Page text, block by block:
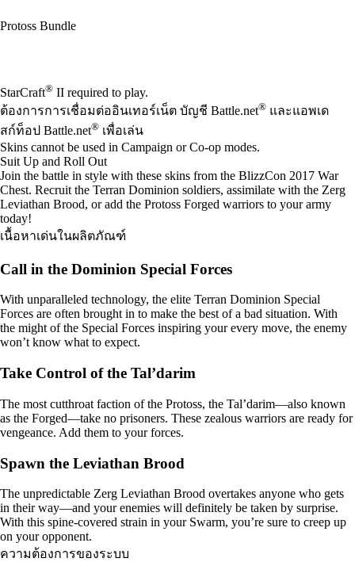
Protoss Bundle
Available actions
StarCraft® II required to play.
ต้องการการเชื่อมต่ออินเทอร์เน็ต บัญชี Battle.net® และแอพเด
สก์ท็อป Battle.net® เพื่อเล่น
Skins cannot be used in Campaign or Co-op modes.
Suit Up and Roll Out
Join the battle in style with these skins from the BlizzCon 2017 War
Chest. Recruit the Terran Dominion soldiers, assimilate with the Zerg
Leviathan Brood, or add the Protoss Forged warriors to your army
today!
เนื้อหาเด่นในผลิตภัณฑ์
Call in the Dominion Special Forces
With unparalleled technology, the elite Terran Dominion Special
Forces are often brought in to make the best of a bad situation. With
the might of the Special Forces inspiring your every move, the enemy
won’t know what to expect.
Take Control of the Tal’darim
The most cutthroat faction of the Protoss, the Tal’darim—also known
as the Forged—take no prisoners. These zealous warriors are ready for
vengeance. Add them to your forces.
Spawn the Leviathan Brood
The unpredictable Zerg Leviathan Brood overtakes anyone who gets
in their way—and your enemies will definitely be taken by surprise.
With this spine-covered strain in your Swarm, you’re sure to creep up
on your opponent.
ความต้องการของระบบ